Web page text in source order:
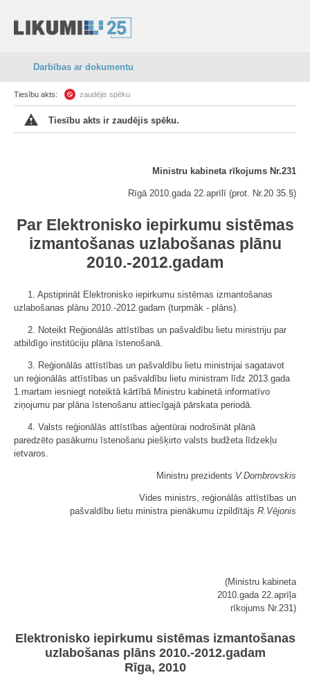
Darbības ar dokumentu
Tiesību akts: zaudējis spēku
Tiesību akts ir zaudējis spēku.
Ministru kabineta rīkojums Nr.231
Rīgā 2010.gada 22.aprīlī (prot. Nr.20 35.§)
Par Elektronisko iepirkumu sistēmas
izmantošanas uzlabošanas plānu
2010.-2012.gadam
1. Apstiprināt Elektronisko iepirkumu sistēmas izmantošanas
uzlabošanas plānu 2010.-2012.gadam (turpmāk - plāns).
2. Noteikt Reģionālās attīstības un pašvaldību lietu ministriju par
atbildīgo institūciju plāna īstenošanā.
3. Reģionālās attīstības un pašvaldību lietu ministrijai sagatavot
un reģionālās attīstības un pašvaldību lietu ministram līdz 2013.gada
1.martam iesniegt noteiktā kārtībā Ministru kabinetā informatīvo
ziņojumu par plāna īstenošanu attiecīgajā pārskata periodā.
4. Valsts reģionālās attīstības aģentūrai nodrošināt plānā
paredzēto pasākumu īstenošanu piešķirto valsts budžeta līdzekļu
ietvaros.
Ministru prezidents V.Dombrovskis
Vides ministrs, reģionālās attīstības un
pašvaldību lietu ministra pienākumu izpildītājs R.Vējonis
(Ministru kabineta
2010.gada 22.aprīļa
rīkojums Nr.231)
Elektronisko iepirkumu sistēmas izmantošanas
uzlabošanas plāns 2010.-2012.gadam
Rīga, 2010